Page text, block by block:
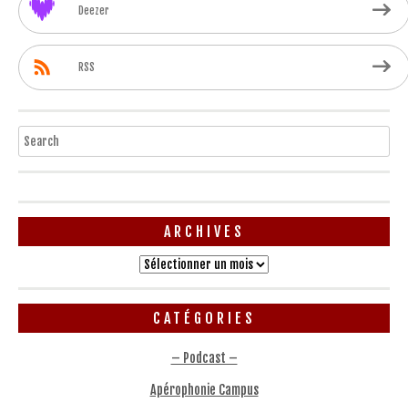
Deezer
RSS
Search
ARCHIVES
Archives
CATÉGORIES
– Podcast –
Apérophonie Campus